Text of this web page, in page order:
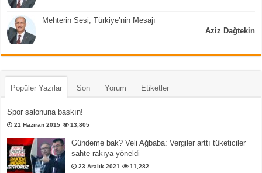
Mehterin Sesi, Türkiye’nin Mesajı
Aziz Dağtekin
Popüler Yazılar Son Yorum Etiketler
Spor salonuna baskın!
21 Haziran 2015 13,805
Gündeme bak? Veli Ağbaba: Vergiler arttı tüketiciler
sahte rakıya yöneldi
23 Aralık 2021 11,282